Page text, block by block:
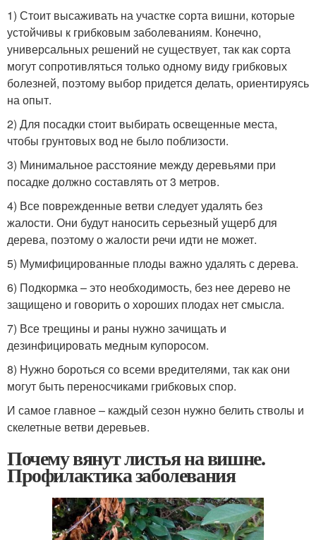
1) Стоит высаживать на участке сорта вишни, которые
устойчивы к грибковым заболеваниям. Конечно,
универсальных решений не существует, так как сорта
могут сопротивляться только одному виду грибковых
болезней, поэтому выбор придется делать, ориентируясь
на опыт.
2) Для посадки стоит выбирать освещенные места,
чтобы грунтовых вод не было поблизости.
3) Минимальное расстояние между деревьями при
посадке должно составлять от 3 метров.
4) Все поврежденные ветви следует удалять без
жалости. Они будут наносить серьезный ущерб для
дерева, поэтому о жалости речи идти не может.
5) Мумифицированные плоды важно удалять с дерева.
6) Подкормка – это необходимость, без нее дерево не
защищено и говорить о хороших плодах нет смысла.
7) Все трещины и раны нужно зачищать и
дезинфицировать медным купоросом.
8) Нужно бороться со всеми вредителями, так как они
могут быть переносчиками грибковых спор.
И самое главное – каждый сезон нужно белить стволы и
скелетные ветви деревьев.
Почему вянут листья на вишне.
Профилактика заболевания